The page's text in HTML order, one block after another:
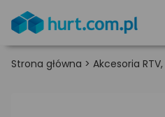
Strona główna > Akcesoria